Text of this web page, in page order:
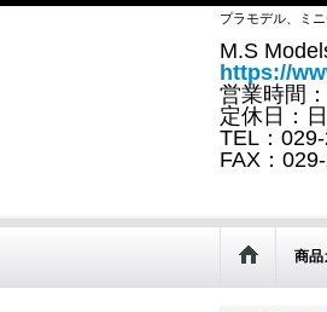
プラモデル、ミ
M.S
https://
営業時間
定休日：
TEL：
FAX：
商品